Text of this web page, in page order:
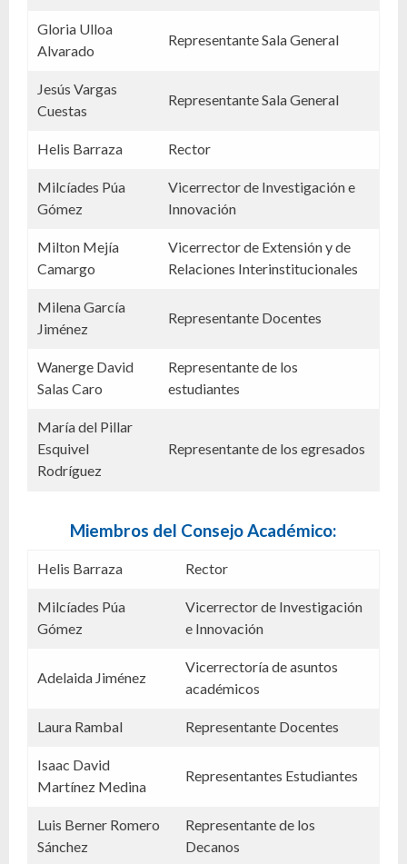
Gloria Ulloa
Alvarado
Representante Sala General
Jesús Vargas
Cuestas
Representante Sala General
Helis Barraza Rector
Milcíades Púa
Gómez
Vicerrector de Investigación e
Innovación
Milton Mejía
Camargo
Vicerrector de Extensión y de
Relaciones Interinstitucionales
Milena García
Jiménez
Representante Docentes
Wanerge David
Salas Caro
Representante de los
estudiantes
María del Pillar
Esquivel
Rodríguez
Representante de los egresados
Miembros del Consejo Académico:
Helis Barraza Rector
Milcíades Púa
Gómez
Vicerrector de Investigación
e Innovación
Adelaida Jiménez
Vicerrectoría de asuntos
académicos
Laura Rambal Representante Docentes
Isaac David
Martínez Medina
Representantes Estudiantes
Luis Berner Romero
Sánchez
Representante de los
Decanos